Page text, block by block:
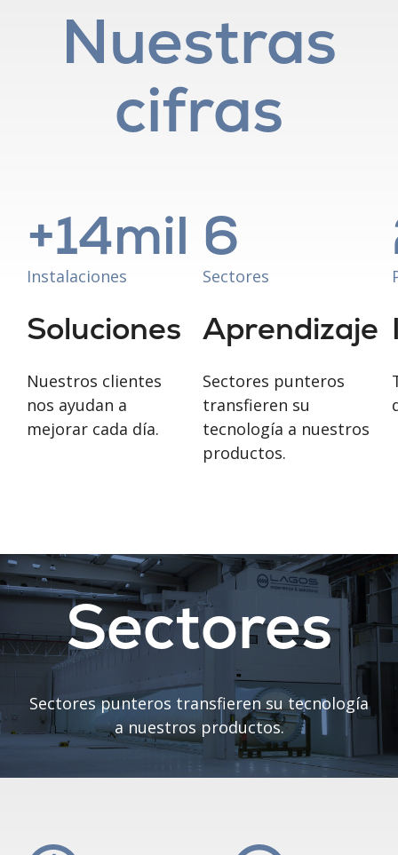
Nuestras
cifras
+14mil
Instalaciones
Soluciones
Nuestros clientes
nos ayudan a
mejorar cada día.
6
Sectores
Aprendizaje
Sectores punteros
transfieren su
tecnología a nuestros
productos.
Sectores
Sectores punteros transfieren su tecnología
a nuestros productos.